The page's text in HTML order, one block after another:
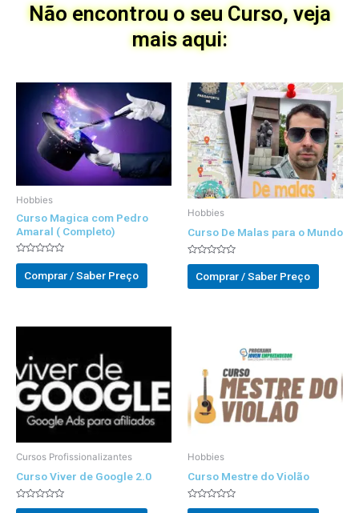
Não encontrou o seu Curso, veja
mais aqui:
Hobbies
Curso Magica com Pedro
Amaral ( Completo)
Avaliado
out
of
Comprar / Saber Preço
Hobbies
Curso De Malas para o Mundo
Avaliado
out
of
Comprar / Saber Preço
Cursos Profissionalizantes
Curso Viver de Google 2.0
Avaliado
Hobbies
Curso Mestre do Violão
Avaliado